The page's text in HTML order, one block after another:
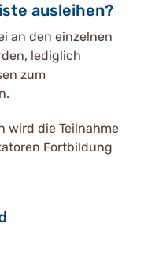
ausleihen?
an den einzelnen
lediglich
zum
wird die Teilnahme
Fortbildung